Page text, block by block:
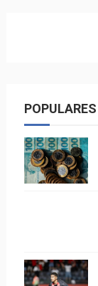
POPULARES